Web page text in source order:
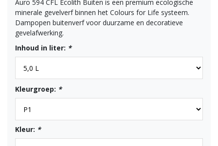
Auro 594 CFL Ecolith Buiten is een premium ecologische
minerale gevelverf binnen het Colours for Life systeem.
Dampopen buitenverf voor duurzame en decoratieve
gevelafwerking.
Inhoud in liter: *
Kleurgroep: *
Kleur: *